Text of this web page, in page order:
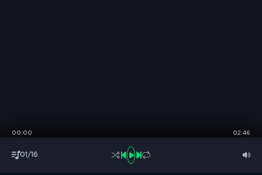
01/16
00:00 02:46